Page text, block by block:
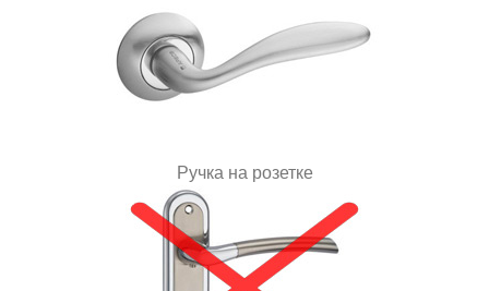
Ручка на розетке